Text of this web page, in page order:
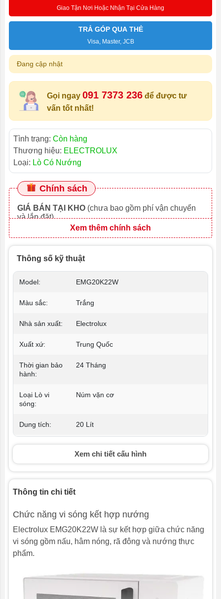
Giao Tận Nơi Hoặc Nhận Tại Cửa Hàng
TRẢ GÓP QUA THẺ
Visa, Master, JCB
Đang cập nhật
Gọi ngay 091 7373 236 để được tư
vấn tốt nhất!
Tình trạng: Còn hàng
Thương hiệu: ELECTROLUX
Loại: Lò Có Nướng
Chính sách
GIÁ BÁN TẠI KHO (chưa bao gồm phí vận chuyển
và lắp đặt)
Xem thêm chính sách
Thông số kỹ thuật
Model: EMG20K22W
Màu sắc: Trắng
Nhà sản xuất: Electrolux
Xuất xứ: Trung Quốc
Thời gian bảo
hành:
24 Tháng
Loại Lò vi
sóng:
Núm vặn cơ
Dung tích: 20 Lít
Công suất: 800 W
Công suất
1000 W
Tiện ích:
Khối lượng
sản phẩm
(kg):
11.21 kg
Kích thước
Xem chi tiết cấu hình
Thông tin chi tiết
Chức năng vi sóng kết hợp nướng
Electrolux EMG20K22W là sự kết hợp giữa chức năng
vi sóng gồm nấu, hâm nóng, rã đông và nướng thực
phẩm.